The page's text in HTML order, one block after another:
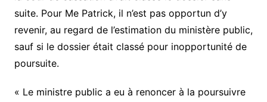
suite. Pour Me Patrick, il n’est pas opportun d’y
revenir, au regard de l’estimation du ministère public,
sauf si le dossier était classé pour inopportunité de
poursuite.
« Le ministre public a eu à renoncer à la poursuivre